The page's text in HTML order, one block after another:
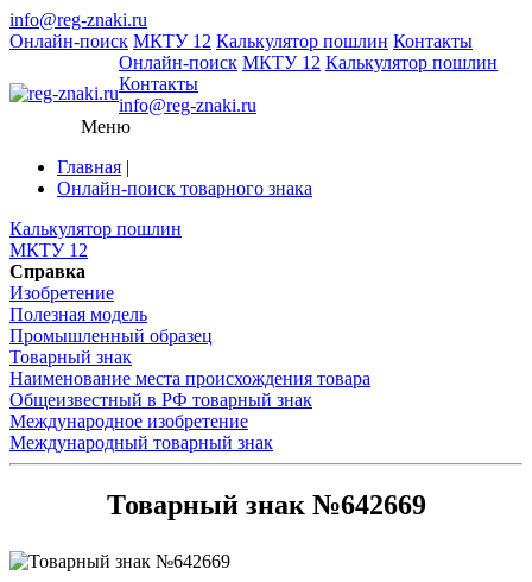
info@reg-znaki.ru
Онлайн-поиск МКТУ 12 Калькулятор пошлин Контакты
Онлайн-поиск МКТУ 12 Калькулятор пошлин
Контакты
info@reg-znaki.ru
Меню
Главная |
Онлайн-поиск товарного знака
Калькулятор пошлин
МКТУ 12
Справка
Изобретение
Полезная модель
Промышленный образец
Товарный знак
Наименование места происхождения товара
Общеизвестный в РФ товарный знак
Международное изобретение
Международный товарный знак
Товарный знак №642669